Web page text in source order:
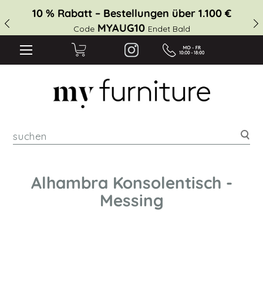
10 % Rabatt – Bestellungen über 1.100 €
CodeMYAUG10 Endet Bald
Alhambra Konsolentisch -
Messing